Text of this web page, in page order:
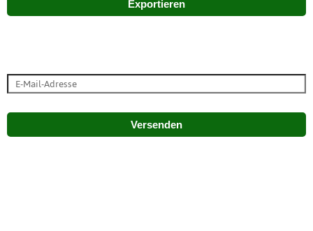
Exportieren
Versenden